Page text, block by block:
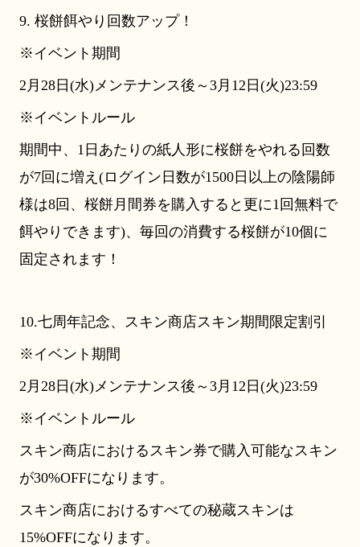
9. 桜餅餌やり回数アップ！
※イベント期間
2月28日(水)メンテナンス後～3月12日(火)23:59
※イベントルール
期間中、1日あたりの紙人形に桜餅をやれる回数
が7回に増え(ログイン日数が1500日以上の陰陽師
様は8回、桜餅月間券を購入すると更に1回無料で
餌やりできます)、毎回の消費する桜餅が10個に
固定されます！
10.七周年記念、スキン商店スキン期間限定割引
※イベント期間
2月28日(水)メンテナンス後～3月12日(火)23:59
※イベントルール
スキン商店におけるスキン券で購入可能なスキン
が30%OFFになります。
スキン商店におけるすべての秘蔵スキンは
15%OFFになります。